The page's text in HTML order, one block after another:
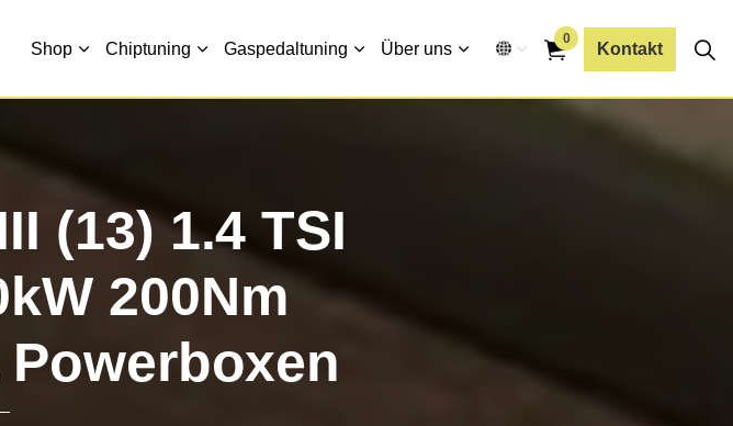
Shop Chiptuning Gaspedaltuning Über uns Kontakt
0
(13) 1.4 TSI
200Nm